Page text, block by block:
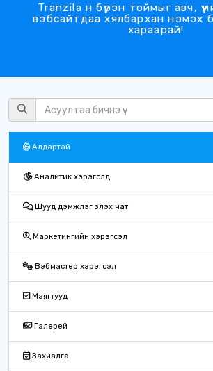
Tranzila н бүрэн тоймыг авч,
вэбсайтдаа хялбархан нэмэх
хараарай!
Алдартай
Аналитик хэрэгслүүд
Шууд дэмжлэг үзүүлэх чат
Маркетингийн хэрэгсэл
Вэбмастер хэрэгсэл
Маягтууд
Галерей
Захиалга